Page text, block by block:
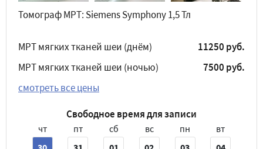
Томограф МРТ: Siemens Symphony 1,5 Тл
МРТ мягких тканей шеи (днём)
11250 руб.
МРТ мягких тканей шеи (ночью)
7500 руб.
смотреть все цены
Свободное время для записи
чт
пт
сб
вс
пн
вт